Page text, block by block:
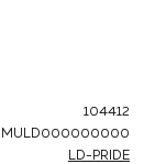
104412
LD-PRIDE